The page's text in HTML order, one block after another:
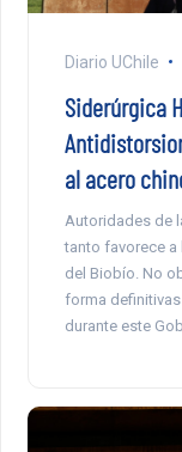
Diario UChile
Siderúrgica
al acero
Autoridades de
tanto favorece a
del Biobío. No
forma definitivas
durante este